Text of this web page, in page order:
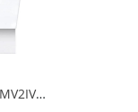
Посудомийна машина BOSCH SMV2IVX00K